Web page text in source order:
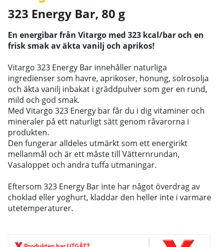
323 Energy Bar, 80 g
En energibar från Vitargo med 323 kcal/bar och en
frisk smak av äkta vanilj och aprikos!
Vitargo 323 Energy Bar innehåller naturliga
ingredienser som havre, aprikoser, honung, solrosolja
och äkta vanilj inbakat i gräddpulver som ger en rund,
mild och god smak.
Med Vitargo 323 Energy bar får du i dig vitaminer och
mineraler på ett naturligt sätt genom råvarorna i
produkten.
Den fungerar alldeles utmärkt som ett energirikt
mellanmål och är ett måste till Vätternrundan,
Vasaloppet och andra tuffa utmaningar.
Eftersom 323 Energy Bar inte har något överdrag av
choklad eller yoghurt, kladdar den heller inte i varmare
utetemperaturer.